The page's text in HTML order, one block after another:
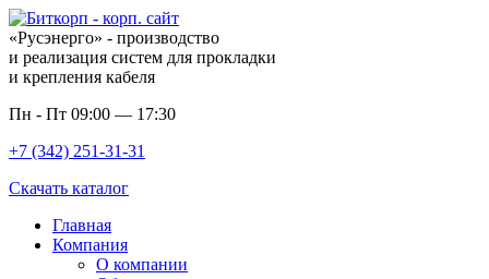
«Русэнерго» - производство
и реализация систем для прокладки
и крепления кабеля
Пн - Пт 09:00 — 17:30
+7 (342) 251-31-31
Скачать каталог
Главная
Компания
О компании